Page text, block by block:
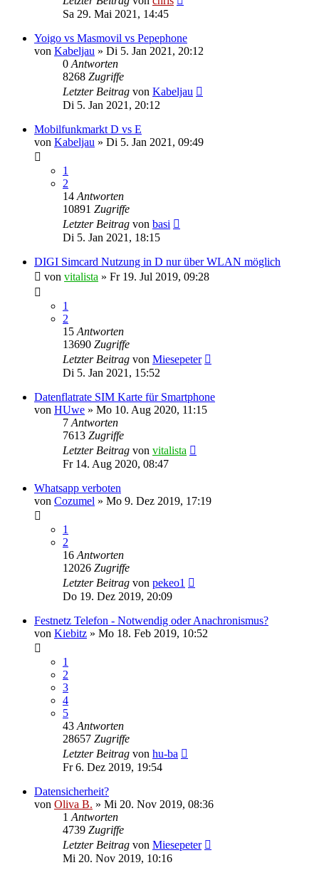
Sa 29. Mai 2021, 14:45
Yoigo vs Masmovil vs Pepephone
von Kabeljau » Di 5. Jan 2021, 20:12
0 Antworten
8268 Zugriffe
Letzter Beitrag von Kabeljau
Di 5. Jan 2021, 20:12
Mobilfunkmarkt D vs E
von Kabeljau » Di 5. Jan 2021, 09:49
1
2
14 Antworten
10891 Zugriffe
Letzter Beitrag von basi
Di 5. Jan 2021, 18:15
DIGI Simcard Nutzung in D nur über WLAN möglich
von vitalista » Fr 19. Jul 2019, 09:28
1
2
15 Antworten
13690 Zugriffe
Letzter Beitrag von Miesepeter
Di 5. Jan 2021, 15:52
Datenflatrate SIM Karte für Smartphone
von HUwe » Mo 10. Aug 2020, 11:15
7 Antworten
7613 Zugriffe
Letzter Beitrag von vitalista
Fr 14. Aug 2020, 08:47
Whatsapp verboten
von Cozumel » Mo 9. Dez 2019, 17:19
1
2
16 Antworten
12026 Zugriffe
Letzter Beitrag von pekeo1
Do 19. Dez 2019, 20:09
Festnetz Telefon - Notwendig oder Anachronismus?
von Kiebitz » Mo 18. Feb 2019, 10:52
1
2
3
4
5
43 Antworten
28657 Zugriffe
Letzter Beitrag von hu-ba
Fr 6. Dez 2019, 19:54
Datensicherheit?
von Oliva B. » Mi 20. Nov 2019, 08:36
1 Antworten
4739 Zugriffe
Letzter Beitrag von Miesepeter
Mi 20. Nov 2019, 10:16